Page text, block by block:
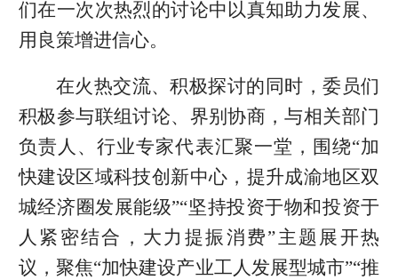
们在一次次热烈的讨论中以真知助力发展、
用良策增进信心。
在火热交流、积极探讨的同时，委员们
积极参与联组讨论、界别协商，与相关部门
负责人、行业专家代表汇聚一堂，围绕“加
快建设区域科技创新中心，提升成渝地区双
城经济圈发展能级”“坚持投资于物和投资于
人紧密结合，大力提振消费”主题展开热
议，聚焦“加快建设产业工人发展型城市”“推